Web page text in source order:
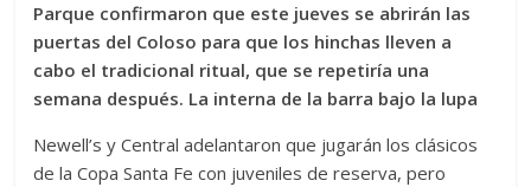
Parque confirmaron que este jueves se abrirán las
puertas del Coloso para que los hinchas lleven a
cabo el tradicional ritual, que se repetiría una
semana después. La interna de la barra bajo la lupa
Newell’s y Central adelantaron que jugarán los clásicos
de la Copa Santa Fe con juveniles de reserva, pero